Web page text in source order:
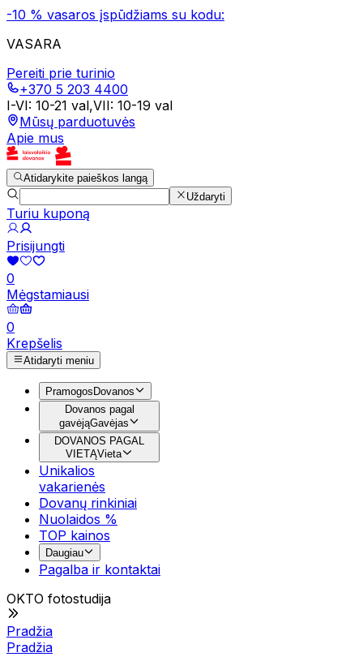
-10 % vasaros įspūdžiams su kodu:
VASARA
Pereiti prie turinio
+370 5 203 4400
I-VI: 10-21 val,VII: 10-19 val
Mūsų parduotuvės
Apie mus
Atidarykite paieškos langą
Uždaryti
Turiu kuponą
Prisijungti
0
Mėgstamiausi
0
Krepšelis
Atidaryti meniu
Pramogos Dovanos
Dovanos pagal
gavėjąGavėjas
DOVANOS PAGAL
VIETĄVieta
Unikalios
vakarienės
Dovanų rinkiniai
Nuolaidos %
TOP kainos
Daugiau
Pagalba ir kontaktai
OKTO fotostudija
Pradžia
Pradžia